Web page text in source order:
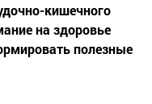
кишечного
на здоровье
полезные